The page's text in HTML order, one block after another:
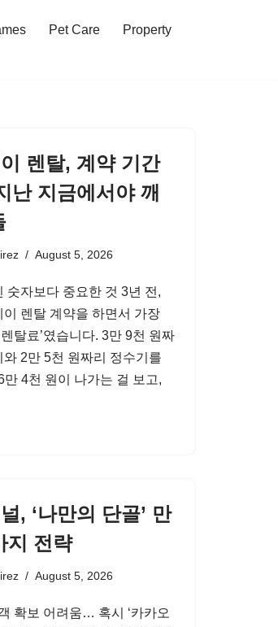
Pet Care
Property
렌탈, 계약 기간
난 지금에서야 깨
August 5, 2026
숫자보다 중요한 것 3년 전,
이 렌탈 계약을 하면서 가장
탈료’였습니다. 3만 9천 원짜
와 2만 5천 원짜리 정수기를
만 4천 원이 나가는 걸 보고,
, ‘나만의 단골’ 만
지 전략
August 5, 2026
확보 어려움… 혹시 ‘카카오